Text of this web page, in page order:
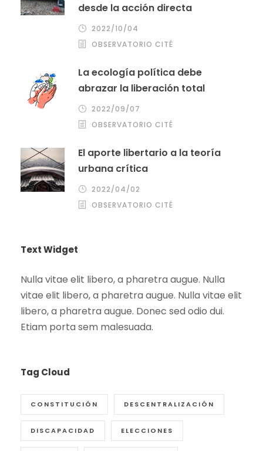
desde la acción directa
2022/10/04
OBSERVATORIO CITÉ
La ecología política debe
abrazar la liberación total
2022/09/07
OBSERVATORIO CITÉ
El aporte libertario a la teoría
urbana crítica
2022/04/02
OBSERVATORIO CITÉ
Text Widget
Nulla vitae elit libero, a pharetra augue. Nulla
vitae elit libero, a pharetra augue. Nulla vitae elit
libero, a pharetra augue. Donec sed odio dui.
Etiam porta sem malesuada.
Tag Cloud
CONSTITUCIÓN DESCENTRALIZACIÓN
DISCAPACIDAD ELECCIONES